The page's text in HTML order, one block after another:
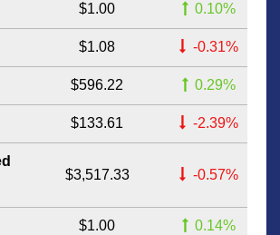
$1.00 0.10%
$1.08 -0.31%
$596.22 0.29%
$133.61 -2.39%
$3,517.33 -0.57%
$1.00 0.14%